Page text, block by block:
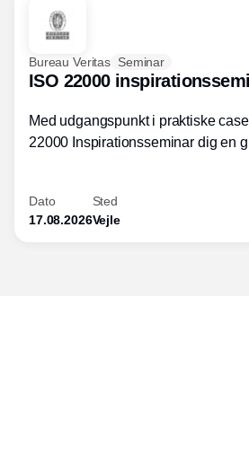
Bureau Veritas Seminar
ISO 22000
Med udgangspunkt i praktiske
22000 Inspirationsseminar dig en
fødevarestandardens integration
standarder.
Dato
17.08.2026
Sted
Vejle